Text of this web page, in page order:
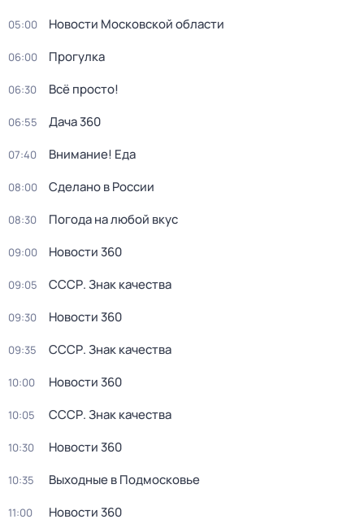
05:00 Новости Московской области
06:00 Прогулка
06:30 Всё просто!
06:55 Дача 360
07:40 Внимание! Еда
08:00 Сделано в России
08:30 Погода на любой вкус
09:00 Новости 360
09:05 СССР. Знак качества
09:30 Новости 360
09:35 СССР. Знак качества
10:00 Новости 360
10:05 СССР. Знак качества
10:30 Новости 360
10:35 Выходные в Подмосковье
11:00 Новости 360